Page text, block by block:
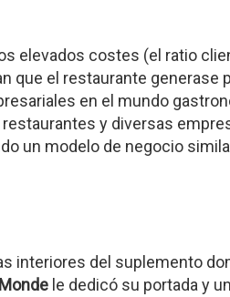
elevados costes (el ratio
que el restaurante generase
en el mundo
y diversas
un modelo de negocio
interiores del suplemento
le dedicó su portada y